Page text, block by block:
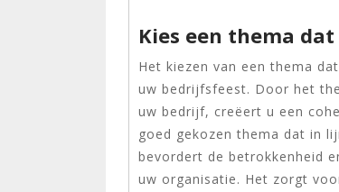
Kies een thema
Het kiezen van een thema
uw bedrijfsfeest. Door het
uw bedrijf, creëert u een
goed gekozen thema dat in
bevordert de betrokkenheid
uw organisatie. Het zorgt